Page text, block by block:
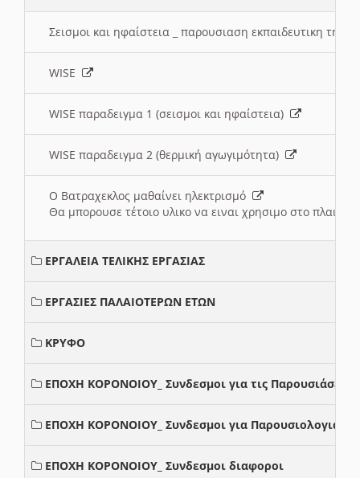
Σεισμοι και ηφαίστεια _ παρουσιαση εκπαιδευτικη
WISE
WISE παραδειγμα 1 (σεισμοι και ηφαίστεια)
WISE παραδειγμα 2 (θερμική αγωγιμότητα)
Ο Βατραχεκλος μαθαίνει ηλεκτρισμό
Θα μπορουσε τέτοιο υλικο να ειναι χρησιμο στο
ΕΡΓΑΛΕΙΑ ΤΕΛΙΚΗΣ ΕΡΓΑΣΙΑΣ
ΕΡΓΑΣΙΕΣ ΠΑΛΑΙΟΤΕΡΩΝ ΕΤΩΝ
ΚΡΥΦΟ
ΕΠΟΧΗ ΚΟΡΟΝΟΙΟΥ_ Συνδεσμοι για τις Παρουσιάσεις
ΕΠΟΧΗ ΚΟΡΟΝΟΙΟΥ_ Συνδεσμοι για Παρουσιολογια
ΕΠΟΧΗ ΚΟΡΟΝΟΙΟΥ_ Συνδεσμοι διαφοροι